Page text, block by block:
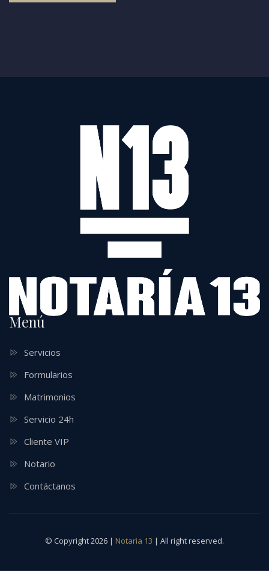
Menú
Servicios
Formularios
Matrimonios
Servicio 24h
Cliente VIP
Notario
Contáctanos
© Copyright 2026 | Notaria 13 | All right reserved.